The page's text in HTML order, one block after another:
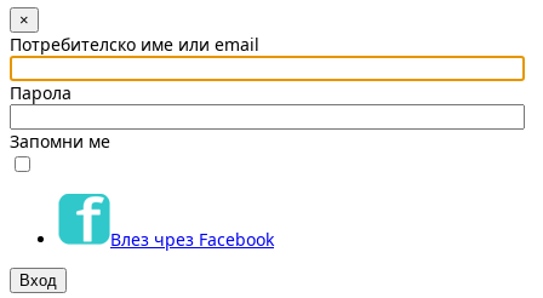
×
Потребителско име или email
Парола
Запомни ме
Влез чрез Facebook